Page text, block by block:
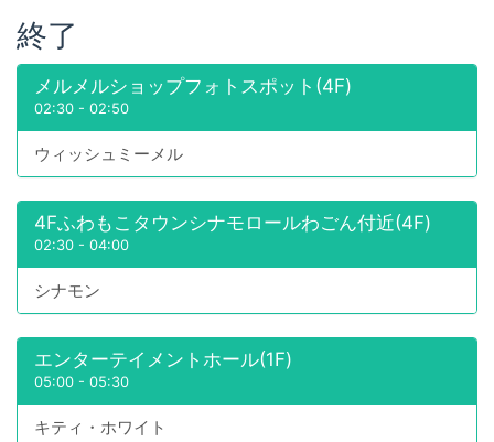
終了
メルメルショップフォトスポット(4F)
02:30 - 02:50
ウィッシュミーメル
4Fふわもこタウンシナモロールわごん付近(4F)
02:30 - 04:00
シナモン
エンターテイメントホール(1F)
05:00 - 05:30
キティ・ホワイト